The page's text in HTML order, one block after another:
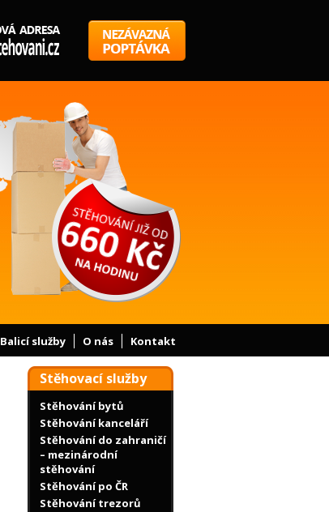
Balicí služby O nás Kontakt
Stěhovací služby
Stěhování bytů
Stěhování kanceláří
Stěhování do zahraničí
– mezinárodní
stěhování
Stěhování po ČR
Stěhování trezorů